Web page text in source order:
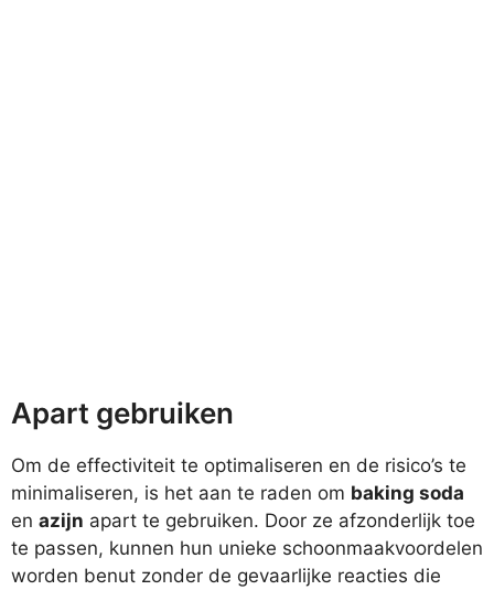
Apart gebruiken
Om de effectiviteit te optimaliseren en de risico’s te
minimaliseren, is het aan te raden om baking soda
en azijn apart te gebruiken. Door ze afzonderlijk toe
te passen, kunnen hun unieke schoonmaakvoordelen
worden benut zonder de gevaarlijke reacties die